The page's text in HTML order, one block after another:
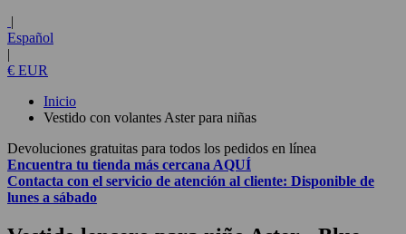
|
Español
|
€ EUR
Inicio
Vestido con volantes Aster para niñas
Devoluciones gratuitas para todos los pedidos en línea
Encuentra tu tienda más cercana AQUÍ
Contacta con el servicio de atención al cliente: Disponible de
lunes a sábado